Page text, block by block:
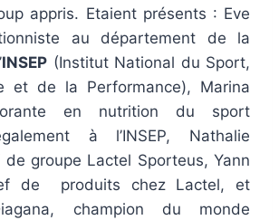
appris. Etaient présents : Eve
au département de la
INSEP (Institut National du Sport,
et de la Performance), Marina
en nutrition du sport
à l’INSEP, Nathalie
de groupe Lactel Sporteus, Yann
de produits chez Lactel, et
champion du monde